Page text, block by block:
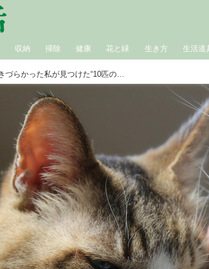
収納 掃除 健康 花と緑 生き方 生活道
猫は私の「人生の師匠」生きづらかった私が見つけた“10匹の生きる教科書”わが家の猫語録｜生きづらい世界で、猫が教えてくれたこと／咲セリ